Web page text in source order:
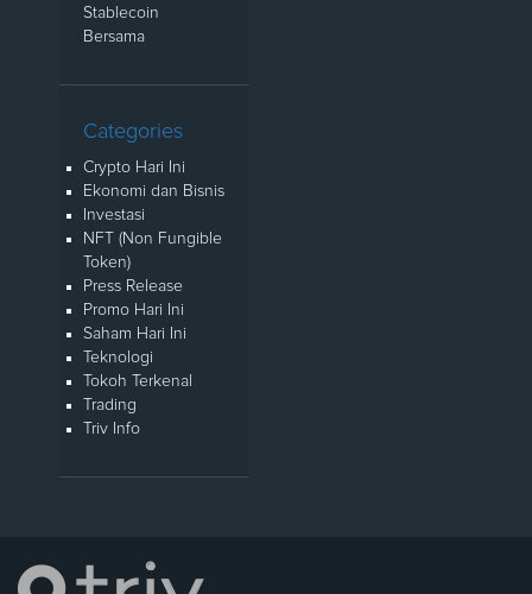
Stablecoin
Bersama
Categories
Crypto Hari Ini
Ekonomi dan Bisnis
Investasi
NFT (Non Fungible
Token)
Press Release
Promo Hari Ini
Saham Hari Ini
Teknologi
Tokoh Terkenal
Trading
Triv Info